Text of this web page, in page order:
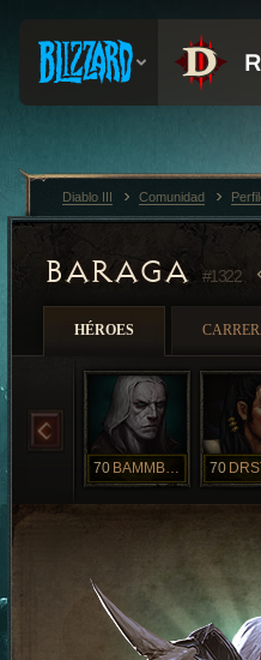
BARAGA#1322
HÉROES
70 BAMMBAMM 70
Diablo III Comunidad